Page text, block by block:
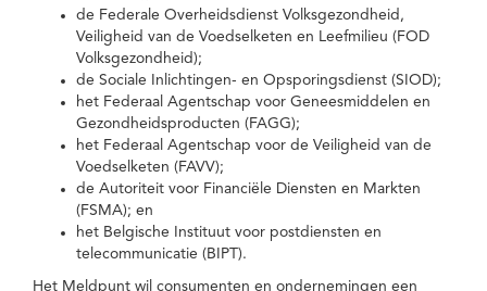
de Federale Overheidsdienst Volksgezondheid,
Veiligheid van de Voedselketen en Leefmilieu (FOD
Volksgezondheid);
de Sociale Inlichtingen- en Opsporingsdienst (SIOD);
het Federaal Agentschap voor Geneesmiddelen en
Gezondheidsproducten (FAGG);
het Federaal Agentschap voor de Veiligheid van de
Voedselketen (FAVV);
de Autoriteit voor Financiële Diensten en Markten
(FSMA); en
het Belgische Instituut voor postdiensten en
telecommunicatie (BIPT).
Het Meldpunt wil consumenten en ondernemingen een